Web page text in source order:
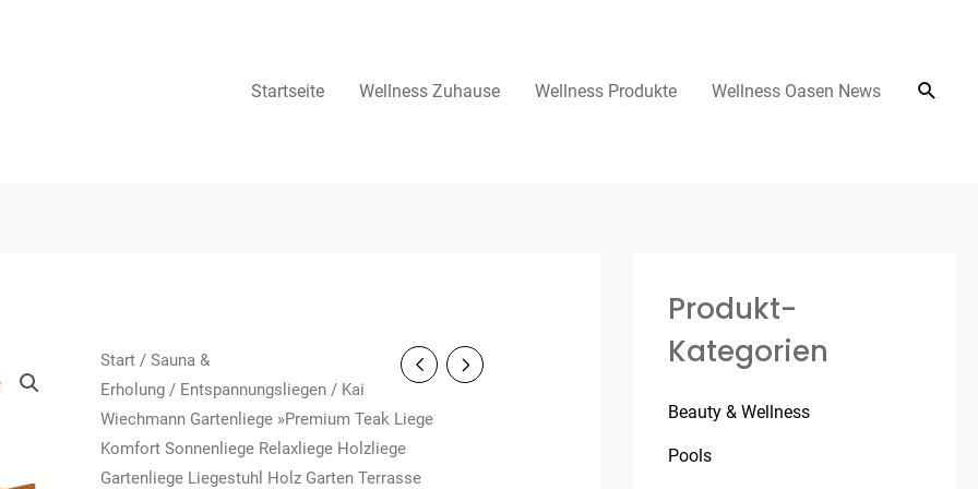
Startseite Wellness Zuhause Wellness Produkte Wellness Oasen News
Start/ Sauna &
Erholung/ Entspannungsliegen/ Kai
Wiechmann Gartenliege »Premium Teak Liege
Komfort Sonnenliege Relaxliege Holzliege
Gartenliege Liegestuhl Holz Garten Terrasse
Produkt-
Kategorien
Beauty & Wellness
Pools